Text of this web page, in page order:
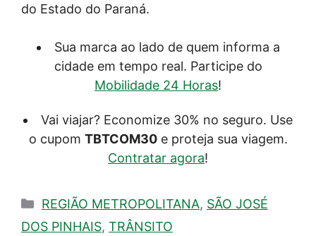
do Estado do Paraná.
Sua marca ao lado de quem informa a
cidade em tempo real. Participe do
Mobilidade 24 Horas!
Vai viajar? Economize 30% no seguro. Use
o cupom TBTCOM30e proteja sua viagem.
Contratar agora!
Categorias
REGIÃO METROPOLITANA, SÃO JOSÉ
DOS PINHAIS, TRÂNSITO